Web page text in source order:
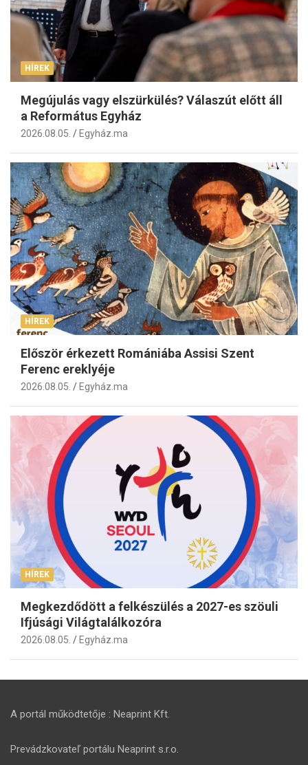
HÍREK
Megújulás vagy elszürkülés? Válaszút előtt áll
a Református Egyház
2026.08.05. Egyház.ma
HÍREK
Először érkezett Romániába Assisi Szent
Ferenc ereklyéje
2026.08.05. Egyház.ma
HÍREK
Megkezdődött a felkészülés a 2027-es szöuli
Ifjúsági Világtalálkozóra
2026.08.05. Egyház.ma
A portál működtetője : Neaprint Kft.
Prevádzkovateľ portálu Neaprint s.r.o.